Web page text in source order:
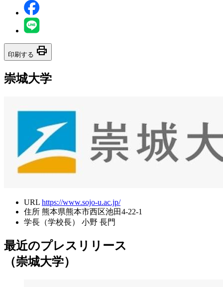
印刷する print
崇城大学
URL https://www.sojo-u.ac.jp/
住所 熊本県熊本市西区池田4-22-1
学長（学校長）
小野 長門
最近のプレスリリース
（崇城大学）